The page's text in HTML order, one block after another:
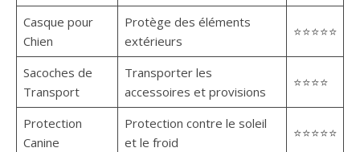
Casque pour
Chien
Protège des éléments
extérieurs
⭐⭐⭐⭐⭐
Sacoches de
Transport
Transporter les
accessoires et provisions
⭐⭐⭐⭐
Protection
Canine
Protection contre le soleil
et le froid
⭐⭐⭐⭐⭐